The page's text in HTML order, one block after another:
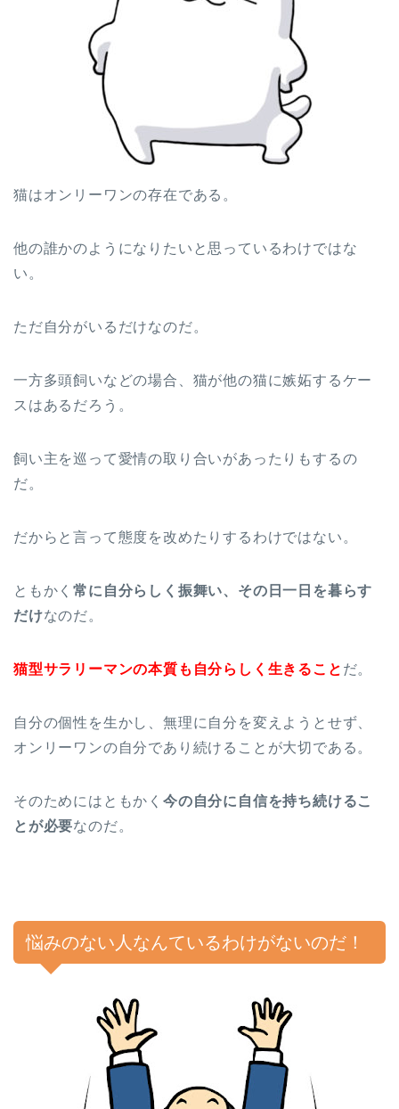
猫はオンリーワンの存在である。
他の誰かのようになりたいと思っているわけではな
い。
ただ自分がいるだけなのだ。
一方多頭飼いなどの場合、猫が他の猫に嫉妬するケー
スはあるだろう。
飼い主を巡って愛情の取り合いがあったりもするの
だ。
だからと言って態度を改めたりするわけではない。
ともかく常に自分らしく振舞い、その日一日を暮らす
だけなのだ。
猫型サラリーマンの本質も自分らしく生きること だ。
自分の個性を生かし、無理に自分を変えようとせず、
オンリーワンの自分であり続けることが大切である。
そのためにはともかく 今の自分に自信を持ち続けるこ
とが必要なのだ。
悩みのない人なんているわけがないのだ！